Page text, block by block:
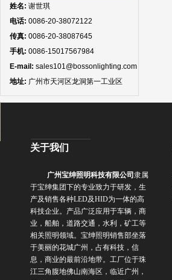
姓名: 谢世琪
电话: 0086-20-38072122
传真: 0086-20-38087645
手机: 0086-15017567984
E-mail: sales101@bossonlighting.com
地址: 广州市天河区龙洞第一工业区
关于我们
广州宝绅照明科技有限公司 隶属
于宝绅集团下的专业致力于研发，生
产及销售各种LED及HID为一体的高
科技企业。产品广泛应用于车辆，商
业，船舶，道路交通，水利，矿工等
相关照明领域。 宝绅照明销售部坐落
于美丽的花城广州，占有科技，信
息，商业的最前沿地带。工厂位于珠
江三角腹地佛山南海区，临近广州，